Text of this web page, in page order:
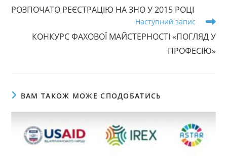
статей
РОЗПОЧАТО РЕЄСТРАЦІЮ НА ЗНО У 2015 РОЦІ
Наступний запис
КОНКУРС ФАХОВОЇ МАЙСТЕРНОСТІ «ПОГЛЯД У
ПРОФЕСІЮ»
ВАМ ТАКОЖ МОЖЕ СПОДОБАТИСЬ